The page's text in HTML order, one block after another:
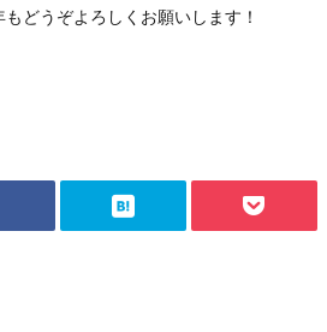
どうぞよろしくお願いします！